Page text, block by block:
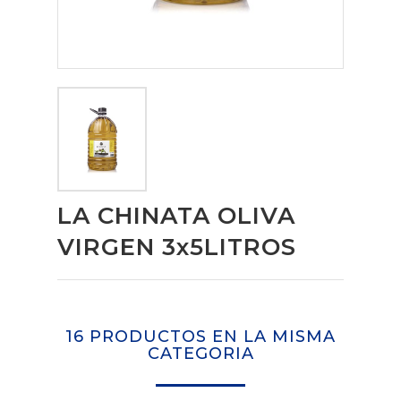
LA CHINATA OLIVA
VIRGEN 3x5LITROS
16 PRODUCTOS EN LA MISMA
CATEGORIA